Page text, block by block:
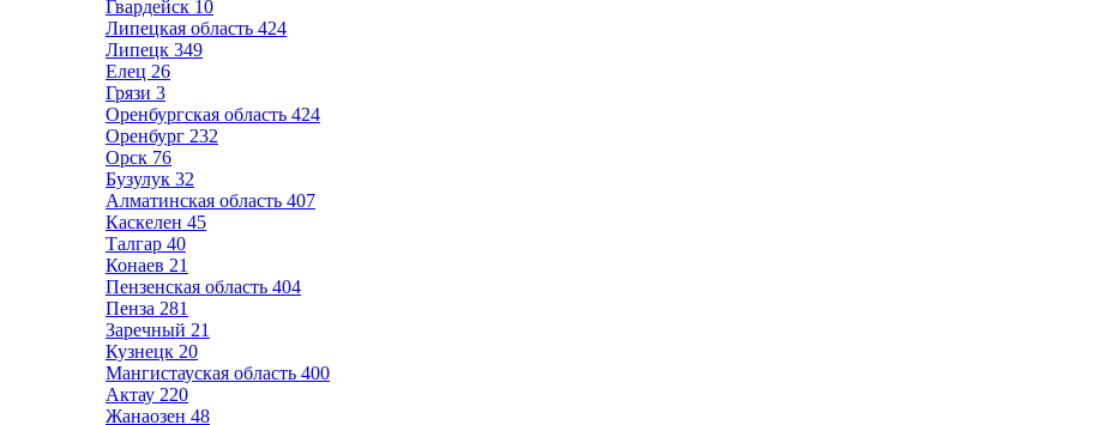
Гвардейск 10
Липецкая область 424
Липецк 349
Елец 26
Грязи 3
Оренбургская область 424
Оренбург 232
Орск 76
Бузулук 32
Алматинская область 407
Каскелен 45
Талгар 40
Конаев 21
Пензенская область 404
Пенза 281
Заречный 21
Кузнецк 20
Мангистауская область 400
Актау 220
Жанаозен 48